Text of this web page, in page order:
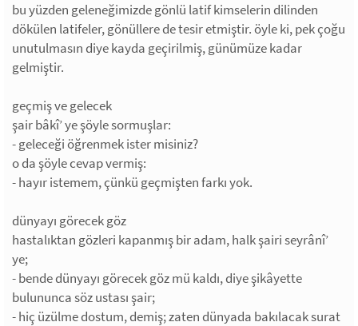
bu yüzden geleneğimizde gönlü latif kimselerin dilinden
dökülen latifeler, gönüllere de tesir etmiştir. öyle ki, pek çoğu
unutulmasın diye kayda geçirilmiş, günümüze kadar
gelmiştir.
geçmiş ve gelecek
şair bâkî’ ye şöyle sormuşlar:
- geleceği öğrenmek ister misiniz?
o da şöyle cevap vermiş:
- hayır istemem, çünkü geçmişten farkı yok.
dünyayı görecek göz
hastalıktan gözleri kapanmış bir adam, halk şairi seyrânî’
ye;
- bende dünyayı görecek göz mü kaldı, diye şikâyette
bulununca söz ustası şair;
- hiç üzülme dostum, demiş; zaten dünyada bakılacak surat